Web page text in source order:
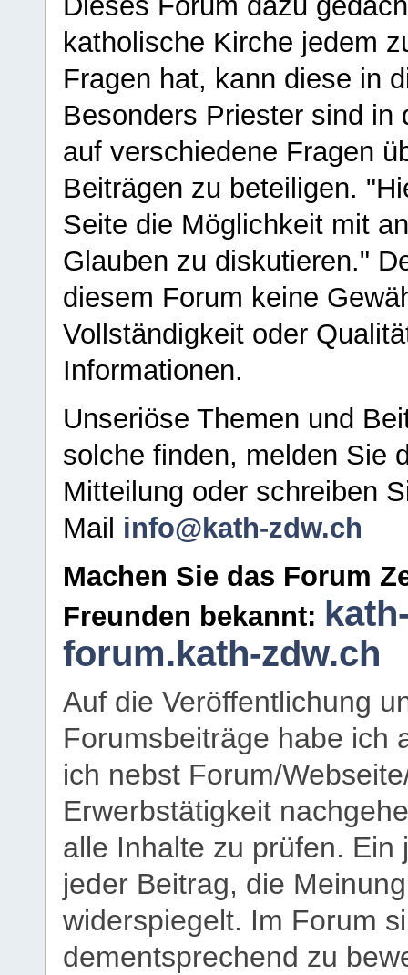
katholische Kirche jedem
Fragen hat, kann diese in
Besonders Priester sind in
auf verschiedene Fragen
Beiträgen zu beteiligen.
Seite die Möglichkeit mit
Glauben zu diskutieren."
diesem Forum keine
Vollständigkeit oder
Informationen.
Unseriöse Themen und
solche finden, melden Sie
Mitteilung oder schreiben
Mail info@kath-zdw.ch
Machen Sie das Forum
Freunden bekannt:
forum.kath-zdw.ch
Auf die Veröffentlichung
Forumsbeiträge habe ich
ich nebst Forum/
Erwerbstätigkeit
alle Inhalte zu prüfen.
jeder Beitrag, die
widerspiegelt. Im Forum
dementsprechend zu